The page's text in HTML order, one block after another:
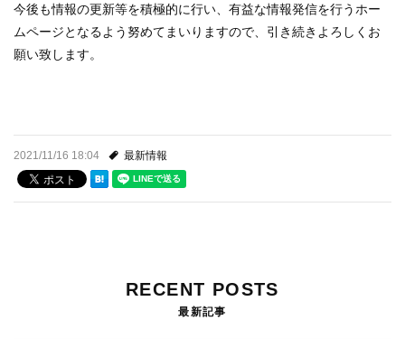
プライバシーポリシー
お問い合わせ
お知らせ
スタッフブログ
今後も情報の更新等を積極的に行い、有益な情報発信を行うホー
ムページとなるよう努めてまいりますので、引き続きよろしくお
願い致します。
2021/11/16 18:04 最新情報
RECENT POSTS
最新記事